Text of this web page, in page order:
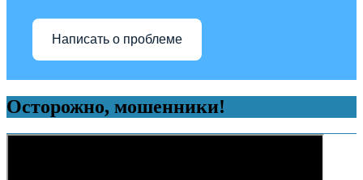
Написать о проблеме
Осторожно, мошенники!